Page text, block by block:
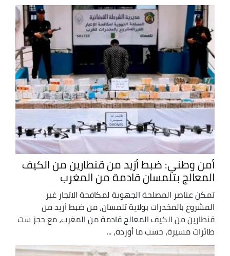
أمن وطني: ضبط أزيد من قنطارين من الكيف
المعالج بتلمسان قادمة من المغرب
تمكن عناصر المصلحة الجهوية لمكافحة الاتجار غير
المشروع بالمخدرات بولاية تلمسان، من ضبط أزيد من
قنطارين من الكيف المعالج قادمة من المغرب، مع حجز ست
طائرات مسيرة، حسب ما أورده، ...